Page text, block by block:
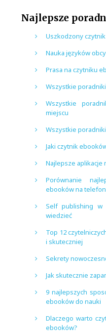
Najlepsze
Uszkodzony
Nauka języków
Prasa na czytniku
Wszystkie
Wszystkie
miejscu
Wszystkie
Jaki czytnik
Najlepsze aplikacje
Porównanie
ebooków na
Self publishing w
wiedzieć
Top 12
i skuteczniej
Sekrety
Jak skutecznie
9 najlepszych
ebooków do nauki
Dlaczego warto
ebooków?